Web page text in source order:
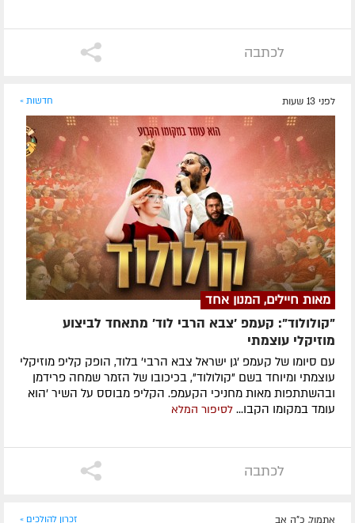
לכתבה
לפני 13 שעות חדשות »
מאות חיילים, המנון אחד
"קולולוד": קעמפ 'צבא הרבי לוד' מתאחד לביצוע
מוזיקלי עוצמתי
עם סיומו של קעמפ 'גן ישראל צבא הרבי' בלוד, הופק קליפ מוזיקלי
עוצמתי ומיוחד בשם "קולולוד", בכיכובו של הזמר שמחה פרידמן
ובהשתתפות מאות מחניכי הקעמפ. הקליפ מבוסס על השיר 'הוא
עומד במקומו הקבו... לסיפור המלא
לכתבה
אתמול, כ"ה אב זכרון להולכים »